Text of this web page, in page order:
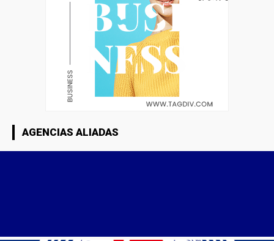
AGENCIAS ALIADAS